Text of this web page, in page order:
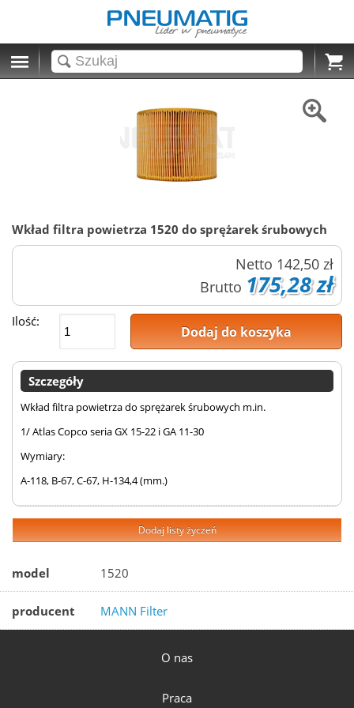
Cart
Wkład filtra powietrza 1520 do sprężarek śrubowych
Netto 142,50 zł
Brutto 175,28 zł
Ilość:
Dodaj do koszyka
Szczegóły
Wkład filtra powietrza do sprężarek śrubowych m.in.
1/ Atlas Copco seria GX 15-22 i GA 11-30
Wymiary:
A-118, B-67, C-67, H-134,4 (mm.)
Dodaj listy życzeń
model 1520
producent MANN Filter
O nas
Praca